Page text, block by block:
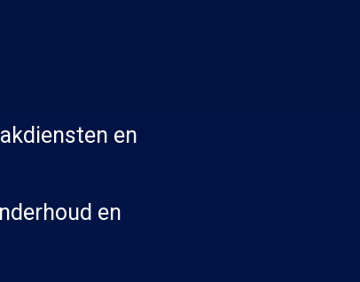
en
en